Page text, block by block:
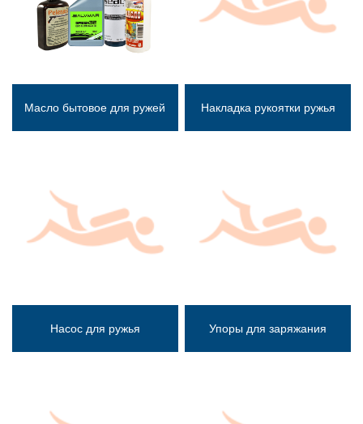
Масло бытовое для ружей Накладка рукоятки ружья
Насос для ружья Упоры для заряжания